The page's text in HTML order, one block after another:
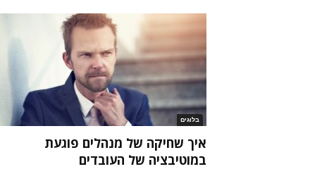
בלוגים
איך שחיקה של מנהלים פוגעת
במוטיבציה של העובדים